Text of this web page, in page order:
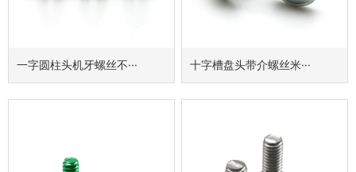
一字圆柱头机牙螺丝不··· 十字槽盘头带介螺丝米···